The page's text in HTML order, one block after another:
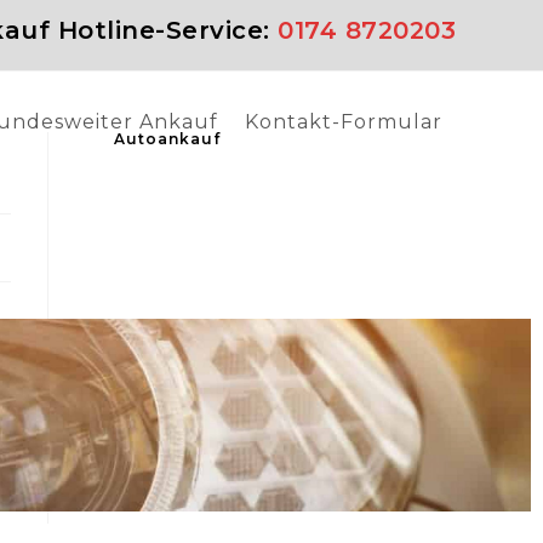
Hotline-Service: 0174 8720203
Ankauf Kontakt-Formular
Autoankauf